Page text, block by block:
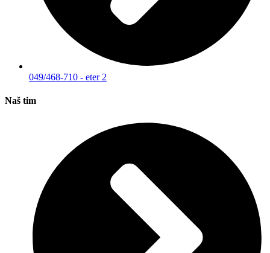
049/468-710 - eter 2
Naš tim